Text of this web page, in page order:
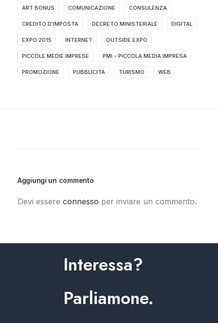
ART BONUS COMUNICAZIONE CONSULENZA
CREDITO D'IMPOSTA DECRETO MINISTERIALE DIGITAL
EXPO 2015 INTERNET OUTSIDE EXPO
PICCOLE MEDIE IMPRESE PMI - PICCOLA MEDIA IMPRESA
PROMOZIONE PUBBLICITÀ TURISMO WEB
Aggiungi un commento
Devi essere connesso per inviare un commento.
Interessa?
Parliamone.